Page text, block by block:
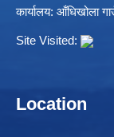
कार्यालय: आँधिखोला
Site Visited:
Location